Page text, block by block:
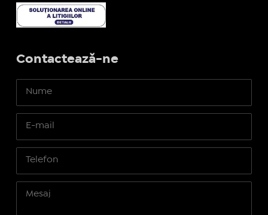
Contactează-ne